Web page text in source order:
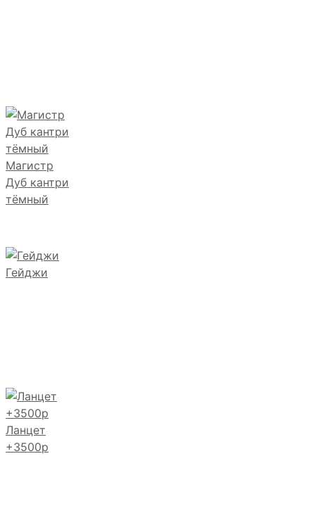
Магистр
Дуб кантри
тёмный
Гейджи
Ланцет
+3500р